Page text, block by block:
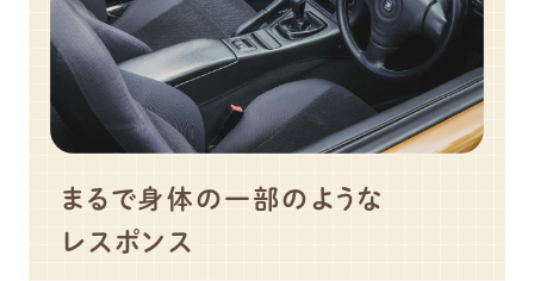
まるで身体の一部のような
レスポンス